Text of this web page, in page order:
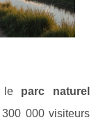
parc naturel
000 visiteurs